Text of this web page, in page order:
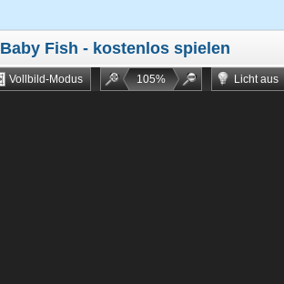
Baby Fish - kostenlos spielen
Vollbild-Modus 105% Licht aus